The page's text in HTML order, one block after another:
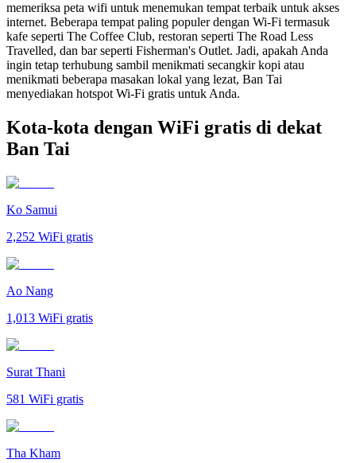
memeriksa peta wifi untuk menemukan tempat terbaik untuk akses
internet. Beberapa tempat paling populer dengan Wi-Fi termasuk
kafe seperti The Coffee Club, restoran seperti The Road Less
Travelled, dan bar seperti Fisherman's Outlet. Jadi, apakah Anda
ingin tetap terhubung sambil menikmati secangkir kopi atau
menikmati beberapa masakan lokal yang lezat, Ban Tai
menyediakan hotspot Wi-Fi gratis untuk Anda.
Kota-kota dengan WiFi gratis di dekat
Ban Tai
Ko Samui
2,252 WiFi gratis
Ao Nang
1,013 WiFi gratis
Surat Thani
581 WiFi gratis
Tha Kham